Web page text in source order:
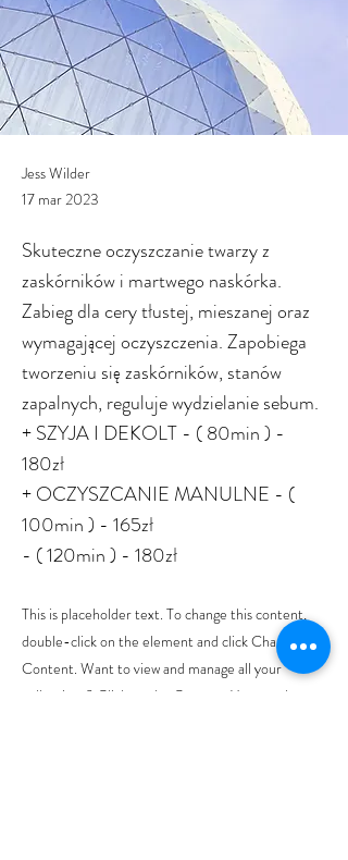
Jess Wilder
17 mar 2023
Skuteczne oczyszczanie twarzy z
zaskórników i martwego naskórka.
Zabieg dla cery tłustej, mieszanej oraz
wymagającej oczyszczenia. Zapobiega
tworzeniu się zaskórników, stanów
zapalnych, reguluje wydzielanie sebum.
+ SZYJA I DEKOLT - ( 80min ) -
180zł
+ OCZYSZCANIE MANULNE - (
100min ) - 165zł
- ( 120min ) - 180zł
This is placeholder text. To change this content,
double-click on the element and click Change
Content. Want to view and manage all your
collections? Click on the Content Manager button